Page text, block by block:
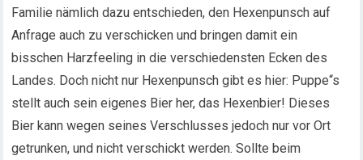
Familie nämlich dazu entschieden, den Hexenpunsch auf
Anfrage auch zu verschicken und bringen damit ein
bisschen Harzfeeling in die verschiedensten Ecken des
Landes. Doch nicht nur Hexenpunsch gibt es hier: Puppe“s
stellt auch sein eigenes Bier her, das Hexenbier! Dieses
Bier kann wegen seines Verschlusses jedoch nur vor Ort
getrunken, und nicht verschickt werden. Sollte beim